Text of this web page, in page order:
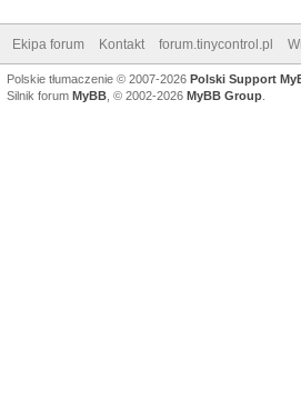
Ekipa forum Kontakt forum.tinycontrol.pl
Polskie tłumaczenie © 2007-2026 Polski Support
Silnik forum MyBB , © 2002-2026 MyBB Group